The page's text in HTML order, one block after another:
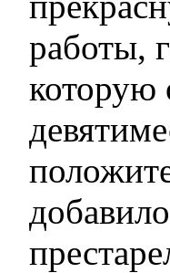
работы,
которую